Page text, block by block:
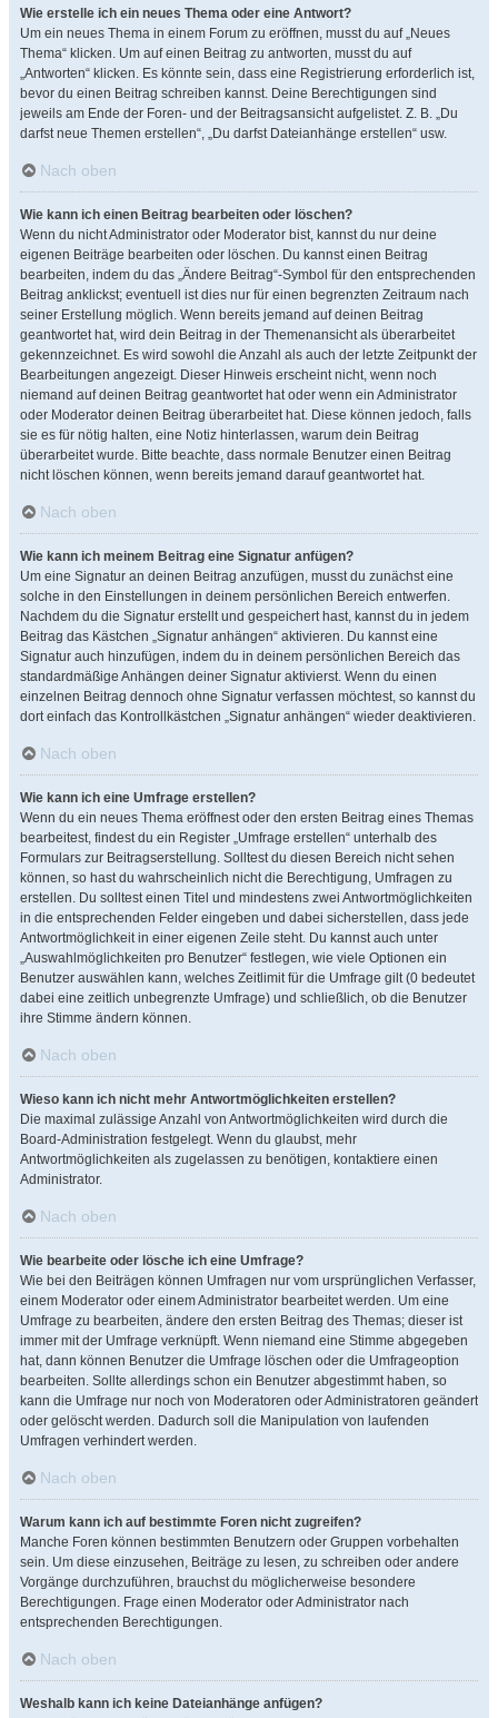
Wie erstelle ich ein neues Thema oder eine Antwort?
Um ein neues Thema in einem Forum zu eröffnen, musst du auf „Neues
Thema“ klicken. Um auf einen Beitrag zu antworten, musst du auf
„Antworten“ klicken. Es könnte sein, dass eine Registrierung erforderlich ist,
bevor du einen Beitrag schreiben kannst. Deine Berechtigungen sind
jeweils am Ende der Foren- und der Beitragsansicht aufgelistet. Z. B. „Du
darfst neue Themen erstellen“, „Du darfst Dateianhänge erstellen“ usw.
Nach oben
Wie kann ich einen Beitrag bearbeiten oder löschen?
Wenn du nicht Administrator oder Moderator bist, kannst du nur deine
eigenen Beiträge bearbeiten oder löschen. Du kannst einen Beitrag
bearbeiten, indem du das „Ändere Beitrag“-Symbol für den entsprechenden
Beitrag anklickst; eventuell ist dies nur für einen begrenzten Zeitraum nach
seiner Erstellung möglich. Wenn bereits jemand auf deinen Beitrag
geantwortet hat, wird dein Beitrag in der Themenansicht als überarbeitet
gekennzeichnet. Es wird sowohl die Anzahl als auch der letzte Zeitpunkt der
Bearbeitungen angezeigt. Dieser Hinweis erscheint nicht, wenn noch
niemand auf deinen Beitrag geantwortet hat oder wenn ein Administrator
oder Moderator deinen Beitrag überarbeitet hat. Diese können jedoch, falls
sie es für nötig halten, eine Notiz hinterlassen, warum dein Beitrag
überarbeitet wurde. Bitte beachte, dass normale Benutzer einen Beitrag
nicht löschen können, wenn bereits jemand darauf geantwortet hat.
Nach oben
Wie kann ich meinem Beitrag eine Signatur anfügen?
Um eine Signatur an deinen Beitrag anzufügen, musst du zunächst eine
solche in den Einstellungen in deinem persönlichen Bereich entwerfen.
Nachdem du die Signatur erstellt und gespeichert hast, kannst du in jedem
Beitrag das Kästchen „Signatur anhängen“ aktivieren. Du kannst eine
Signatur auch hinzufügen, indem du in deinem persönlichen Bereich das
standardmäßige Anhängen deiner Signatur aktivierst. Wenn du einen
einzelnen Beitrag dennoch ohne Signatur verfassen möchtest, so kannst du
dort einfach das Kontrollkästchen „Signatur anhängen“ wieder deaktivieren.
Nach oben
Wie kann ich eine Umfrage erstellen?
Wenn du ein neues Thema eröffnest oder den ersten Beitrag eines Themas
bearbeitest, findest du ein Register „Umfrage erstellen“ unterhalb des
Formulars zur Beitragserstellung. Solltest du diesen Bereich nicht sehen
können, so hast du wahrscheinlich nicht die Berechtigung, Umfragen zu
erstellen. Du solltest einen Titel und mindestens zwei Antwortmöglichkeiten
in die entsprechenden Felder eingeben und dabei sicherstellen, dass jede
Antwortmöglichkeit in einer eigenen Zeile steht. Du kannst auch unter
„Auswahlmöglichkeiten pro Benutzer“ festlegen, wie viele Optionen ein
Benutzer auswählen kann, welches Zeitlimit für die Umfrage gilt (0 bedeutet
dabei eine zeitlich unbegrenzte Umfrage) und schließlich, ob die Benutzer
ihre Stimme ändern können.
Nach oben
Wieso kann ich nicht mehr Antwortmöglichkeiten erstellen?
Die maximal zulässige Anzahl von Antwortmöglichkeiten wird durch die
Board-Administration festgelegt. Wenn du glaubst, mehr
Antwortmöglichkeiten als zugelassen zu benötigen, kontaktiere einen
Administrator.
Nach oben
Wie bearbeite oder lösche ich eine Umfrage?
Wie bei den Beiträgen können Umfragen nur vom ursprünglichen Verfasser,
einem Moderator oder einem Administrator bearbeitet werden. Um eine
Umfrage zu bearbeiten, ändere den ersten Beitrag des Themas; dieser ist
immer mit der Umfrage verknüpft. Wenn niemand eine Stimme abgegeben
hat, dann können Benutzer die Umfrage löschen oder die Umfrageoption
bearbeiten. Sollte allerdings schon ein Benutzer abgestimmt haben, so
kann die Umfrage nur noch von Moderatoren oder Administratoren geändert
oder gelöscht werden. Dadurch soll die Manipulation von laufenden
Umfragen verhindert werden.
Nach oben
Warum kann ich auf bestimmte Foren nicht zugreifen?
Manche Foren können bestimmten Benutzern oder Gruppen vorbehalten
sein. Um diese einzusehen, Beiträge zu lesen, zu schreiben oder andere
Vorgänge durchzuführen, brauchst du möglicherweise besondere
Berechtigungen. Frage einen Moderator oder Administrator nach
entsprechenden Berechtigungen.
Nach oben
Weshalb kann ich keine Dateianhänge anfügen?